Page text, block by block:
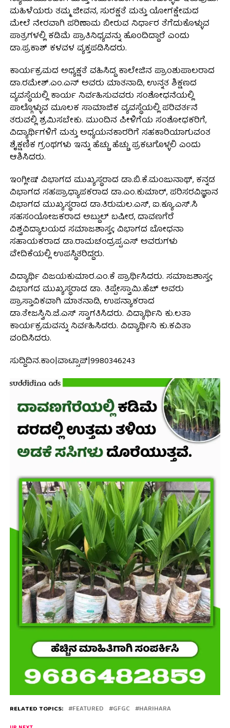
ಮಹಿಳೆಯರು ತಮ್ಮ ಜೀವನ, ಸುರಕ್ಷತೆ ಮತ್ತು ಯೋಗಕ್ಷೇಮದ
ಮೇಲೆ ನೇರವಾಗಿ ಪರಿಣಾಮ ಬೀರುವ ನಿರ್ಧಾರ ತೆಗೆದುಕೊಳ್ಳುವ
ಪಾತ್ರಗಳಲ್ಲಿ ಕಡಿಮೆ ಪ್ರಾತಿನಿಧ್ಯವನ್ನು ಹೊಂದಿದ್ದಾರೆ ಎಂದು
ಡಾ.ಪ್ರಕಾಶ್ ಕಳವಳ ವ್ಯಕ್ತಪಡಿಸಿದರು.
ಕಾರ್ಯಕ್ರಮದ ಅಧ್ಯಕ್ಷತೆ ವಹಿಸಿದ್ದ ಕಾಲೇಜಿನ ಪ್ರಾಂಶುಪಾಲರಾದ
ಡಾ.ರಮೇಶ್.ಎಂ.ಎನ್ ಅವರು ಮಾತನಾಡಿ, ಉನ್ನತ ಶಿಕ್ಷಣದ
ವ್ಯವಸ್ಥೆಯಲ್ಲಿ ಕಾರ್ಯ ನಿರ್ವಹಿಸುವವರು ಸಂಶೋಧನೆಯಲ್ಲಿ
ಪಾಲ್ಗೊಳ್ಳುವ ಮೂಲಕ ಸಾಮಾಜಿಕ ವ್ಯವಸ್ಥೆಯಲ್ಲಿ ಪರಿವರ್ತನೆ
ತರುವಲ್ಲಿ ಶ್ರಮಿಸಬೇಕು. ಮುಂದಿನ ಪೀಳಿಗೆಯ ಸಂಶೋಧಕರಿಗೆ,
ವಿದ್ಯಾರ್ಥಿಗಳಿಗೆ ಮತ್ತು ಅಧ್ಯಯನಕಾರರಿಗೆ ಸಹಕಾರಿಯಾಗುವಂತ
ಶೈಕ್ಷಣಿಕ ಗ್ರಂಥಗಳು ಇನ್ನು ಹೆಚ್ಚು ಹೆಚ್ಚು ಪ್ರಕಟಗೊಳ್ಳಲಿ ಎಂದು
ಆಶಿಸಿದರು.
ಇಂಗ್ಲೀಷ್ ವಿಭಾಗದ ಮುಖ್ಯಸ್ಥರಾದ ಡಾ.ಬಿ.ಕೆ.ಮಂಜುನಾಥ್, ಕನ್ನಡ
ವಿಭಾಗದ ಸಹಪ್ರಾಧ್ಯಾಪಕರಾದ ಡಾ.ಎಂ.ಕುಮಾರ್, ಪರಿಸರವಿಜ್ಞಾನ
ವಿಭಾಗದ ಮುಖ್ಯಸ್ಥರಾದ ಡಾ.ತಿರುಮಲ.ಎಸ್, ಐ.ಕ್ಯೂ.ಎಸ್.ಸಿ
ಸಹಸಂಯೋಜಕರಾದ ಅಬ್ದುಲ್ ಬಷೀರ, ದಾವಣಗೆರೆ
ವಿಶ್ವವಿದ್ಯಾಲಯದ ಸಮಾಜಶಾಸ್ತç ವಿಭಾಗದ ಬೋಧನಾ
ಸಹಾಯಕರಾದ ಡಾ.ರಾಮಚಂದ್ರಪ್ಪ.ಎಸ್ ಅವರುಗಳು
ವೇದಿಕೆಯಲ್ಲಿ ಉಪಸ್ಥಿತರಿದ್ದರು.
ವಿದ್ಯಾರ್ಥಿ ವಿಜಯಕುಮಾರ.ಎಂ.ಕೆ ಪ್ರಾರ್ಥಿಸಿದರು. ಸಮಾಜಶಾಸ್ತç
ವಿಭಾಗದ ಮುಖ್ಯಸ್ಥರಾದ ಡಾ. ತಿಪ್ಪೇಸ್ವಾಮಿ.ಹೆಚ್ ಅವರು
ಪ್ರಾಸ್ತಾವಿಕವಾಗಿ ಮಾತನಾಡಿ, ಉಪನ್ಯಾಕರಾದ
ಡಾ.ತೇಜಸ್ವಿನಿ.ಜೆ.ಎಸ್ ಸ್ವಾಗತಿಸಿದರು. ವಿದ್ಯಾರ್ಥಿನಿ ಕು.ಲತಾ
ಕಾರ್ಯಕ್ರಮವನ್ನು ನಿರ್ವಹಿಸಿದರು. ವಿದ್ಯಾರ್ಥಿನಿ ಕು.ಕವಿತಾ
ವಂದಿಸಿದರು.
ಸುದ್ದಿದಿನ.ಕಾಂ|ವಾಟ್ಸಾಪ್|9980346243
RELATED TOPICS: FEATURED GFGC HARIHARA